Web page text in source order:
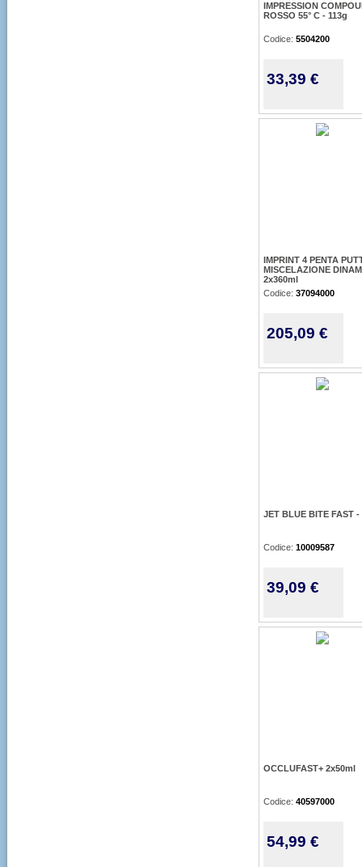
IMPRESSION
ROSSO 55° C - 113g
Codice: 5504200
33,39 €
IMPRINT 4 PENTA
MISCELAZIONE
2x360ml
Codice: 37094000
205,09 €
JET BLUE BITE FAST -
Codice: 10009587
39,09 €
OCCLUFAST+ 2x50ml
Codice: 40597000
54,99 €